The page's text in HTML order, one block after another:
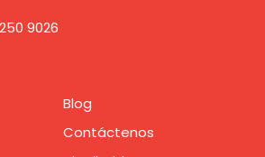
9026
Blog
Contáctenos